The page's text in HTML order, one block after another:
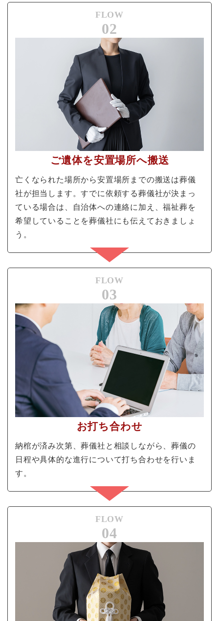
FLOW
02
ご遺体を安置場所へ搬送
亡くなられた場所から安置場所までの搬送は葬儀
社が担当します。すでに依頼する葬儀社が決まっ
ている場合は、自治体への連絡に加え、福祉葬を
希望していることを葬儀社にも伝えておきましょ
う。
FLOW
03
お打ち合わせ
納棺が済み次第、葬儀社と相談しながら、葬儀の
日程や具体的な進行について打ち合わせを行いま
す。
FLOW
04